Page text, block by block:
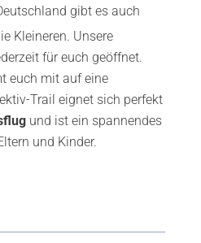
gibt es auch
Kleineren. Unsere
für euch geöffnet.
euch mit auf eine
Trail eignet sich perfekt
und ist ein spannendes
und Kinder.